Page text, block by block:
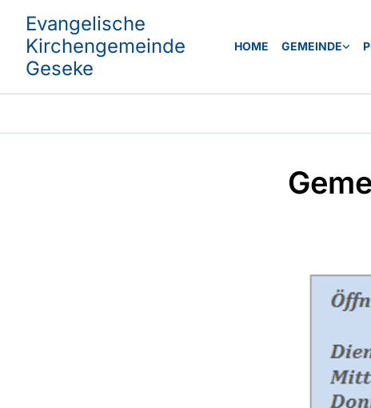
Evangelische
Kirchengemeinde
Geseke
HOME GEMEINDE